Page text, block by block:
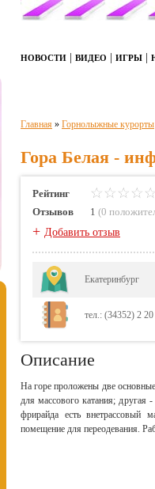
НОВОСТИ ВИДЕО ИГРЫ
Главная » Горнолыжные курорты
Гора Белая -
Рейтинг
Отзывов
1 (0
+ Добавить отзыв
Екатеринбург
тел.: (34352) 2
Описание
На горе проложены две
для массового катания;
фрирайда есть внетрассовый
помещение для переодевания.